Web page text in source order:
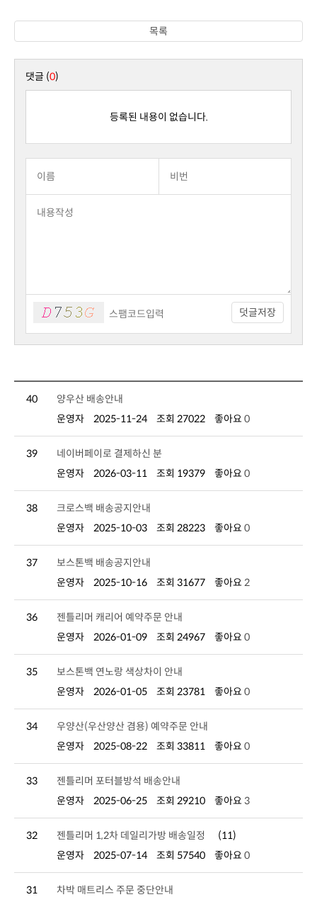
목록
댓글 (0)
등록된 내용이 없습니다.
덧글저장
40
양우산 배송안내
운영자
2025-11-24 조회 27022 좋아요 0
39
네이버페이로 결제하신 분
운영자
2026-03-11 조회 19379 좋아요 0
38
크로스백 배송공지안내
운영자
2025-10-03 조회 28223 좋아요 0
37
보스톤백 배송공지안내
운영자
2025-10-16 조회 31677 좋아요 2
36
젠틀리머 캐리어 예약주문 안내
운영자
2026-01-09 조회 24967 좋아요 0
35
보스톤백 연노랑 색상차이 안내
운영자
2026-01-05 조회 23781 좋아요 0
34
우양산(우산양산 겸용) 예약주문 안내
운영자
2025-08-22 조회 33811 좋아요 0
33
젠틀리머 포터블방석 배송안내
운영자
2025-06-25 조회 29210 좋아요 3
32 젠틀리머 1,2차 데일리가방 배송일정
(11)
운영자
2025-07-14 조회 57540 좋아요 0
31
차박 매트리스 주문 중단안내